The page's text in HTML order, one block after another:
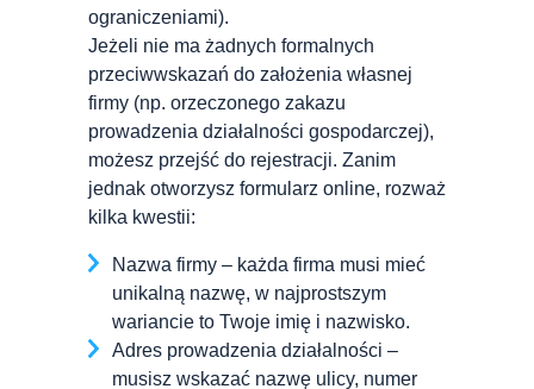
ograniczeniami).
Jeżeli nie ma żadnych formalnych
przeciwwskazań do założenia własnej
firmy (np. orzeczonego zakazu
prowadzenia działalności gospodarczej),
możesz przejść do rejestracji. Zanim
jednak otworzysz formularz online, rozważ
kilka kwestii:
Nazwa firmy – każda firma musi mieć
unikalną nazwę, w najprostszym
wariancie to Twoje imię i nazwisko.
Adres prowadzenia działalności –
musisz wskazać nazwę ulicy, numer